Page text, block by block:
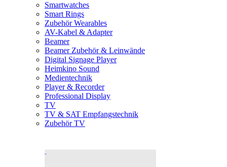
Smartwatches
Smart Rings
Zubehör Wearables
AV-Kabel & Adapter
Beamer
Beamer Zubehör & Leinwände
Digital Signage Player
Heimkino Sound
Medientechnik
Player & Recorder
Professional Display
TV
TV & SAT Empfangstechnik
Zubehör TV